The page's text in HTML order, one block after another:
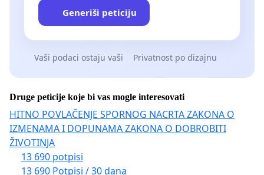
Generiši peticiju
Vaši podaci ostaju vaši Privatnost po dizajnu
Druge peticije koje bi vas mogle interesovati
HITNO POVLAČENJE SPORNOG NACRTA ZAKONA O
IZMENAMA I DOPUNAMA ZAKONA O DOBROBITI
ŽIVOTINJA
13 690 potpisi
13 690 Potpisi / 30 dana